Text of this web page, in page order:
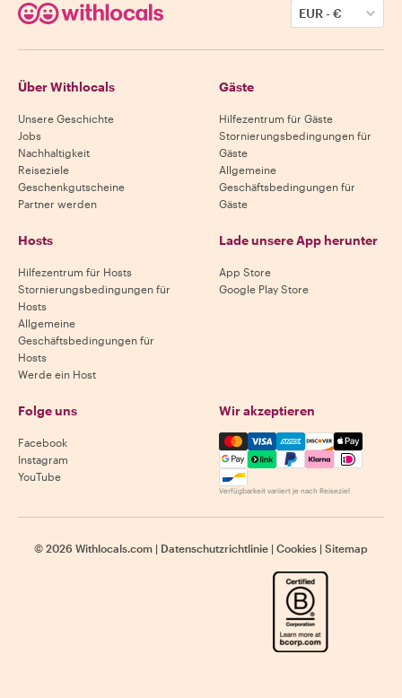
EUR-€
Über Withlocals
Unsere Geschichte
Jobs
Nachhaltigkeit
Reiseziele
Geschenkgutscheine
Partner werden
Gäste
Hilfezentrum für Gäste
Stornierungsbedingungen für
Gäste
Allgemeine
Geschäftsbedingungen für
Gäste
Hosts
Hilfezentrum für Hosts
Stornierungsbedingungen für
Hosts
Allgemeine
Geschäftsbedingungen für
Hosts
Werde ein Host
Lade unsere App herunter
App Store
Google Play Store
Folge uns
Facebook
Instagram
YouTube
Wir akzeptieren
Mastercard, Visa, Amex,
Verfügbarkeit variiert je nach Reiseziel
© 2026 Withlocals.com | Datenschutzrichtlinie | Cookies | Sitemap